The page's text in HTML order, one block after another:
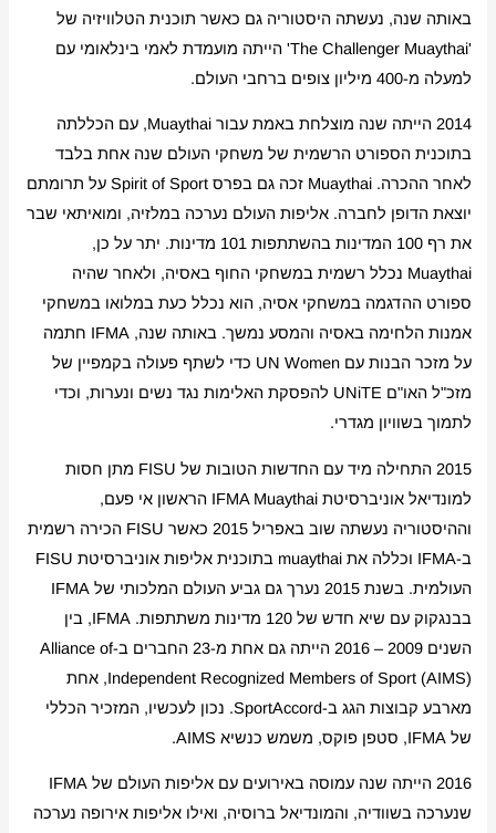
באותה שנה, נעשתה היסטוריה גם כאשר תוכנית הטלוויזיה של
'The Challenger Muaythai' הייתה מועמדת לאמי בינלאומי עם
למעלה מ-400 מיליון צופים ברחבי העולם.
2014 הייתה שנה מוצלחת באמת עבור Muaythai, עם הכללתה
בתוכנית הספורט הרשמית של משחקי העולם שנה אחת בלבד
לאחר ההכרה. Muaythai זכה גם בפרס Spirit of Sport על תרומתם
יוצאת הדופן לחברה. אליפות העולם נערכה במלזיה, ומואיתאי שבר
את רף 100 המדינות בהשתתפות 101 מדינות. יתר על כן,
Muaythai נכלל רשמית במשחקי החוף באסיה, ולאחר שהיה
ספורט ההדגמה במשחקי אסיה, הוא נכלל כעת במלואו במשחקי
אמנות הלחימה באסיה והמסע נמשך. באותה שנה, IFMA חתמה
על מזכר הבנות עם UN Women כדי לשתף פעולה בקמפיין של
מזכ"ל האו"ם UNiTE להפסקת האלימות נגד נשים ונערות, וכדי
לתמוך בשוויון מגדרי.
2015 התחילה מיד עם החדשות הטובות של FISU מתן חסות
למונדיאל אוניברסיטת IFMA Muaythai הראשון אי פעם,
וההיסטוריה נעשתה שוב באפריל 2015 כאשר FISU הכירה רשמית
ב-IFMA וכללה את muaythai בתוכנית אליפות אוניברסיטת FISU
העולמית. בשנת 2015 נערך גם גביע העולם המלכותי של IFMA
בבנגקוק עם שיא חדש של 120 מדינות משתתפות. IFMA, בין
השנים 2009 – 2016 הייתה גם אחת מ-23 החברים ב-Alliance of
Independent Recognized Members of Sport (AIMS), אחת
מארבע קבוצות הגג ב-SportAccord. נכון לעכשיו, המזכיר הכללי
של IFMA, סטפן פוקס, משמש כנשיא AIMS.
2016 הייתה שנה עמוסה באירועים עם אליפות העולם של IFMA
שנערכה בשוודיה, והמונדיאל ברוסיה, ואילו אליפות אירופה נערכה